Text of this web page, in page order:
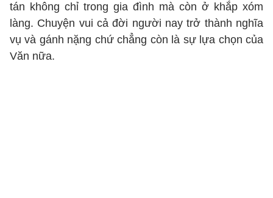
tán không chỉ trong gia đình mà còn ở khắp xóm
làng. Chuyện vui cả đời người nay trở thành nghĩa
vụ và gánh nặng chứ chẳng còn là sự lựa chọn của
Văn nữa.